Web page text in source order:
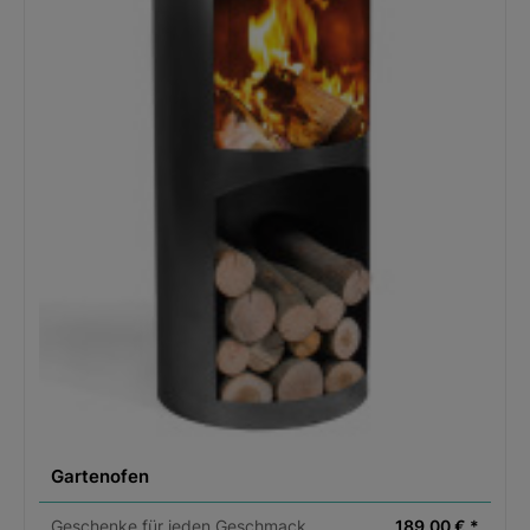
der von den natürlichen Gerbstoffen herrührt. Durch die
Stärke der Häute von mehr als 3mm, macht dieses
alle Produkte zu unverwüstlichen
von unvergleichlicher Schönheit, die im Laufe der Jahre
ihren Charakter noch weiterentwickeln. Die Einzelteile
werden nicht per Laser sondern per Hand und
Qualität, dessen Rohstoffe frei von Chrom und
Schwermetallen sind! Alle Produkte erfüllen die
. Für alle Leder werden ausschließlich
vegetabil gegerbte full-grain Leder verwendet d.h. alle
Artikel werden aus einer ganzen Haut gefertigt. Diese
schweren Sattlerleder entfalten ihren ganz eigenen
Charakter und durch die einzigartige Patina wird mit
Der soziale Aspekt:Alle Produktions-Partner sind
Gartenofen
Geschenke für jeden Geschmack 189,00 € *